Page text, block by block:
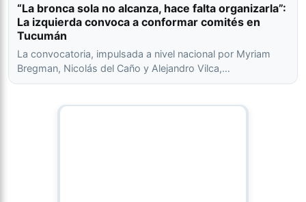
“La bronca sola no alcanza, hace falta organizarla”:
La izquierda convoca a conformar comités en
Tucumán
La convocatoria, impulsada a nivel nacional por Myriam
Bregman, Nicolás del Caño y Alejandro Vilca,…